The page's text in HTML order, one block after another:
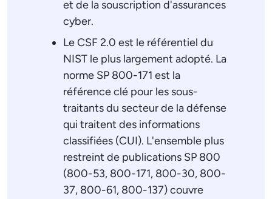
et de la souscription d'assurances
cyber.
Le CSF 2.0 est le référentiel du
NIST le plus largement adopté. La
norme SP 800-171 est la
référence clé pour les sous-
traitants du secteur de la défense
qui traitent des informations
classifiées (CUI). L'ensemble plus
restreint de publications SP 800
(800-53, 800-171, 800-30, 800-
37, 800-61, 800-137) couvre